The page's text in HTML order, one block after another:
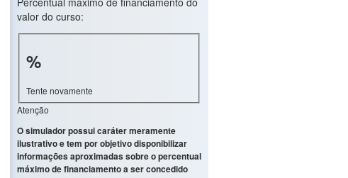
valor do curso:
%
Tente novamente
Atenção
O simulador possui caráter meramente
ilustrativo e tem por objetivo disponibilizar
informações aproximadas sobre o percentual
máximo de financiamento a ser concedido